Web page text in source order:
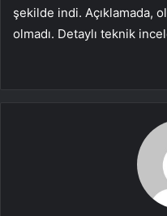
şekilde indi. Açıklamada,
olmadı. Detaylı teknik